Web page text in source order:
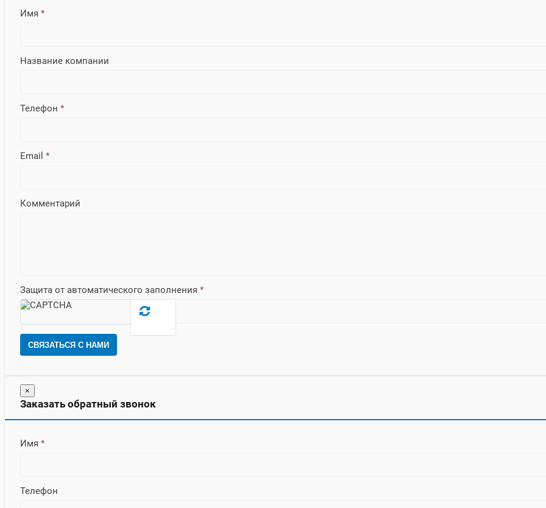
Имя *
Название компании
Телефон *
Email *
Комментарий
Защита от автоматического заполнения *
СВЯЗАТЬСЯ С НАМИ
×
Заказать обратный звонок
Имя *
Телефон